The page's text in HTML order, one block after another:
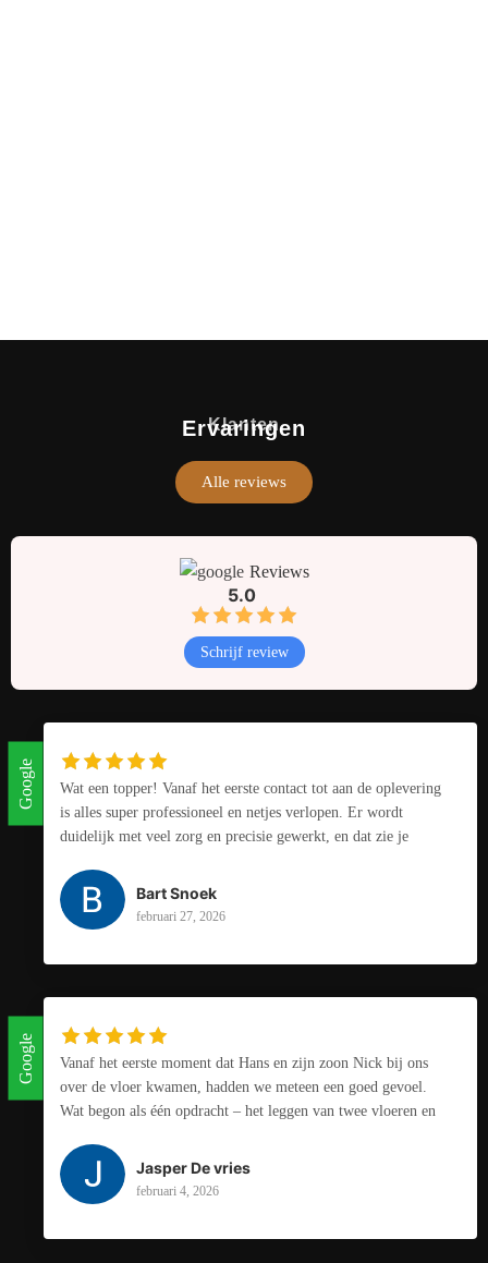
Klanten
Ervaringen
Alle reviews
Reviews
5.0
Schrijf review
Google
Wat een topper! Vanaf het eerste contact tot aan de oplevering
is alles super professioneel en netjes verlopen. Er wordt
duidelijk met veel zorg en precisie gewerkt, en dat zie je
afspraken worden nagekomen en er wordt echt meegedacht.
Het eindresultaat is van super kwaliteit precies zoals gehoopt!
Bart Snoek
februari 27, 2026
Google
Vanaf het eerste moment dat Hans en zijn zoon Nick bij ons
over de vloer kwamen, hadden we meteen een goed gevoel.
Wat begon als één opdracht – het leggen van twee vloeren en
inmiddels uitgegroeid tot een veel groter project. En dat is niet
voor niets.De mannen leveren vakwerk van het hoogste niveau.
De vloeren zijn prachtig gelegd, tot in de kleinste details
Jasper De vries
februari 4, 2026